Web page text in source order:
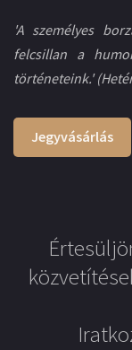
'A személyes
felcsillan a
történeteink.'
Jegyvásárlás